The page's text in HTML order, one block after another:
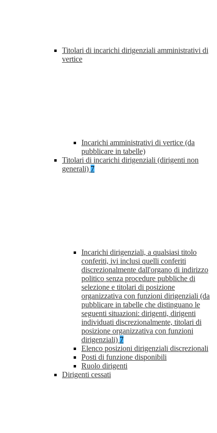
Titolari di incarichi dirigenziali amministrativi di
vertice
Incarichi amministrativi di vertice (da
pubblicare in tabelle)
Titolari di incarichi dirigenziali (dirigenti non
generali) 7
Incarichi dirigenziali, a qualsiasi titolo
conferiti, ivi inclusi quelli conferiti
discrezionalmente dall'organo di indirizzo
politico senza procedure pubbliche di
selezione e titolari di posizione
organizzativa con funzioni dirigenziali (da
pubblicare in tabelle che distinguano le
seguenti situazioni: dirigenti, dirigenti
individuati discrezionalmente, titolari di
posizione organizzativa con funzioni
dirigenziali) 7
Elenco posizioni dirigenziali discrezionali
Posti di funzione disponibili
Ruolo dirigenti
Dirigenti cessati